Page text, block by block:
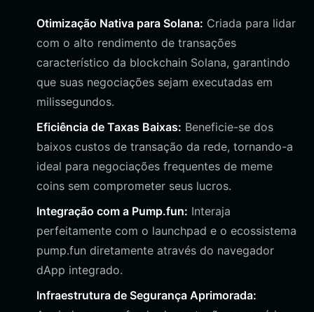
Otimização Nativa para Solana: Criada para lidar
com o alto rendimento de transações
característico da blockchain Solana, garantindo
que suas negociações sejam executadas em
milissegundos.
Eficiência de Taxas Baixas: Beneficie-se dos
baixos custos de transação da rede, tornando-a
ideal para negociações frequentes de meme
coins sem comprometer seus lucros.
Integração com a Pump.fun: Interaja
perfeitamente com o launchpad e o ecossistema
pump.fun diretamente através do navegador
dApp integrado.
Infraestrutura de Segurança Aprimorada: